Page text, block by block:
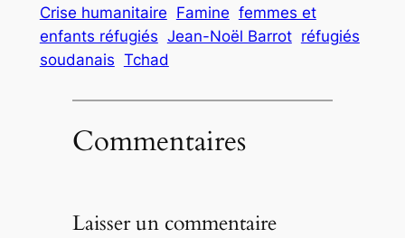
Crise humanitaire Famine femmes et
enfants réfugiés Jean-Noël Barrot réfugiés
soudanais Tchad
Commentaires
Laisser un commentaire